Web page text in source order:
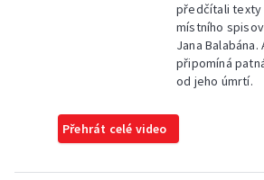
předčítali texty
místního
Jana Balabána.
připomíná
od jeho úmrtí.
Přehrát celé video